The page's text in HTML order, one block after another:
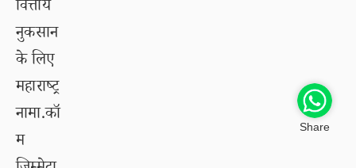
वित्तीय
नुकसान
के लिए
महाराष्ट्र
नामा.कॉ
म
Share